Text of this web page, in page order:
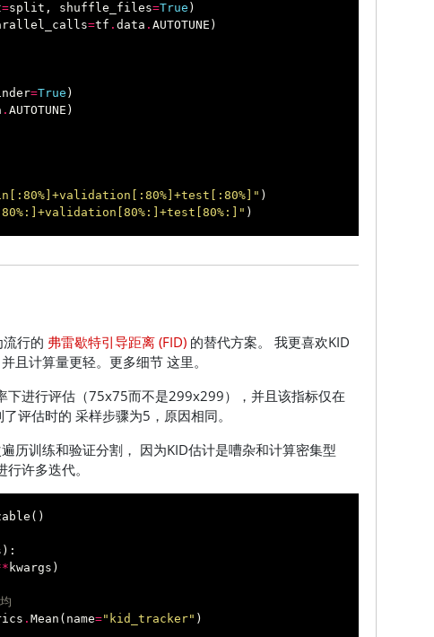
=split , shuffle_files=True )
=tf . data . AUTOTUNE )
=True )
. AUTOTUNE )
)
)
行的 弗雷歇特引导距离 (FID)的替代方案。 我更喜欢KID
且计算量更轻。更多细节 这里。
下进行评估（75x75而不是299x299），并且该指标仅在
评估时的 采样步骤为5，原因相同。
历训练和验证分割， 因为KID估计是嘈杂和计算密集型
许多迭代。
()
):
kwargs )
. Mean ( name="kid_tracker" )